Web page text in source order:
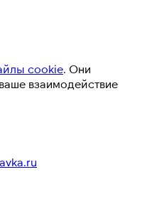
cookie. Они
взаимодействие